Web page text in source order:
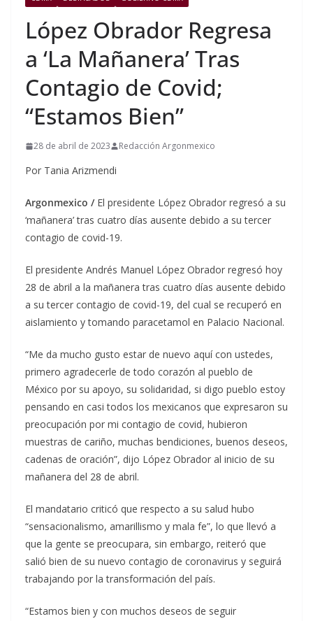
López Obrador Regresa
a ‘La Mañanera’ Tras
Contagio de Covid;
“Estamos Bien”
28 de abril de 2023 Redacción Argonmexico
Por Tania Arizmendi
Argonmexico /El presidente López Obrador regresó a su
‘mañanera’ tras cuatro días ausente debido a su tercer
contagio de covid-19.
El presidente Andrés Manuel López Obrador regresó hoy
28 de abril a la mañanera tras cuatro días ausente debido
a su tercer contagio de covid-19, del cual se recuperó en
aislamiento y tomando paracetamol en Palacio Nacional.
“Me da mucho gusto estar de nuevo aquí con ustedes,
primero agradecerle de todo corazón al pueblo de
México por su apoyo, su solidaridad, si digo pueblo estoy
pensando en casi todos los mexicanos que expresaron su
preocupación por mi contagio de covid, hubieron
muestras de cariño, muchas bendiciones, buenos deseos,
cadenas de oración”, dijo López Obrador al inicio de su
mañanera del 28 de abril.
El mandatario criticó que respecto a su salud hubo
“sensacionalismo, amarillismo y mala fe”, lo que llevó a
que la gente se preocupara, sin embargo, reiteró que
salió bien de su nuevo contagio de coronavirus y seguirá
trabajando por la transformación del país.
“Estamos bien y con muchos deseos de seguir